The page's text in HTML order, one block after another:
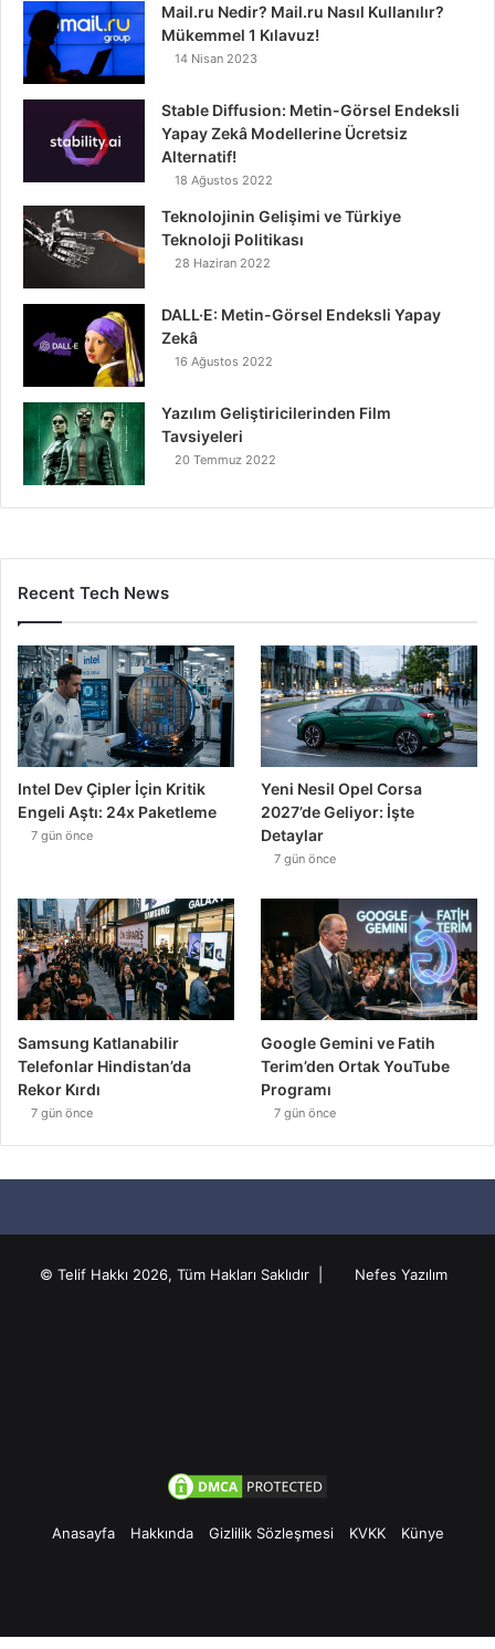
Mail.ru Nedir? Mail.ru Nasıl Kullanılır?
Mükemmel 1 Kılavuz!
14 Nisan 2023
Stable Diffusion: Metin-Görsel Endeksli
Yapay Zekâ Modellerine Ücretsiz
Alternatif!
18 Ağustos 2022
Teknolojinin Gelişimi ve Türkiye
Teknoloji Politikası
28 Haziran 2022
DALL·E: Metin-Görsel Endeksli Yapay
Zekâ
16 Ağustos 2022
Yazılım Geliştiricilerinden Film
Tavsiyeleri
20 Temmuz 2022
Recent Tech News
Intel Dev Çipler İçin Kritik
Engeli Aştı: 24x Paketleme
7 gün önce
Yeni Nesil Opel Corsa
2027’de Geliyor: İşte
Detaylar
7 gün önce
Samsung Katlanabilir
Telefonlar Hindistan’da
Rekor Kırdı
7 gün önce
Google Gemini ve Fatih
Terim’den Ortak YouTube
Programı
7 gün önce
© Telif Hakkı 2026, Tüm Hakları Saklıdır | Nefes Yazılım
Anasayfa Hakkında Gizlilik Sözleşmesi KVKK Künye